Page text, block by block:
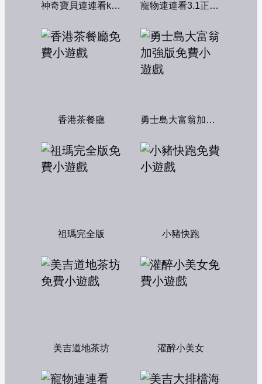
神奇寶貝連連看kawai版2004 寵物連連看3.1正式版
香港茶餐廳 勇士島大富翁加強版
祖瑪完全版 小豬快跑
美吉道地茶坊 灌醉小美女